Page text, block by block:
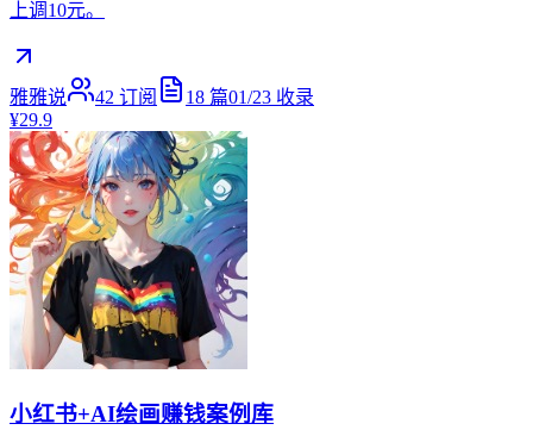
上调10元。
雅雅说 42 订阅 18 篇01/23 收录
¥29.9
小红书+AI绘画赚钱案例库